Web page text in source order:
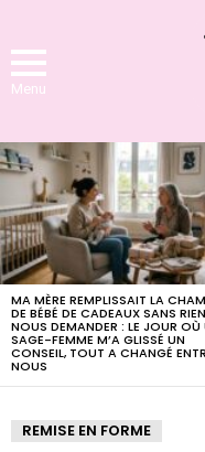
Menu
LATEST
STORIES
MA MÈRE REMPLISSAIT LA
DE BÉBÉ DE CADEAUX SANS RIEN
NOUS DEMANDER : LE JOUR OÙ
SAGE-FEMME M’A GLISSÉ UN
CONSEIL, TOUT A CHANGÉ
NOUS
REMISE EN FORME